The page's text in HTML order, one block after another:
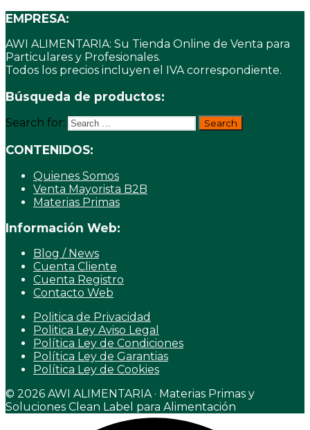
EMPRESA:
AWI ALIMENTARIA: Su Tienda Online de Venta para
Particulares y Profesionales.
Todos los precios incluyen el IVA correspondiente.
Búsqueda de productos:
Search for:
CONTENIDOS:
Quienes Somos
Venta Mayorista B2B
Materias Primas
Información Web:
Blog / News
Cuenta Cliente
Cuenta Registro
Contacto Web
Politica de Privacidad
Politica Ley Aviso Legal
Política Ley de Condiciones
Política Ley de Garantias
Política Ley de Cookies
© 2026 AWI ALIMENTARIA · Materias Primas y
Soluciones Clean Label para Alimentación